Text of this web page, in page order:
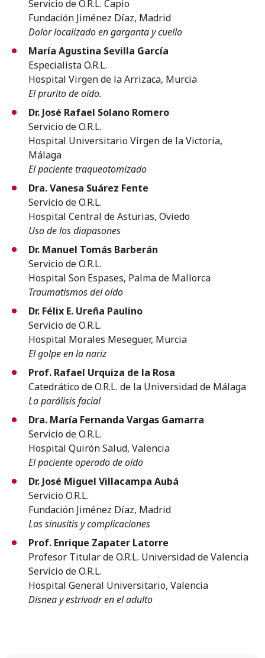
Servicio de O.R.L. Capio
Fundación Jiménez Díaz, Madrid
Dolor localizado en garganta y cuello
María Agustina Sevilla García
Especialista O.R.L.
Hospital Virgen de la Arrizaca, Murcia
El prurito de oído.
Dr. José Rafael Solano Romero
Servicio de O.R.L.
Hospital Universitario Virgen de la Victoria,
Málaga
El paciente traqueotomizado
Dra. Vanesa Suárez Fente
Servicio de O.R.L.
Hospital Central de Asturias, Oviedo
Uso de los diapasones
Dr. Manuel Tomás Barberán
Servicio de O.R.L.
Hospital Son Espases, Palma de Mallorca
Traumatismos del oído
Dr. Félix E. Ureña Paulino
Servicio de O.R.L.
Hospital Morales Meseguer, Murcia
El golpe en la nariz
Prof. Rafael Urquiza de la Rosa
Catedrático de O.R.L. de la Universidad de Málaga
La parálisis facial
Dra. María Fernanda Vargas Gamarra
Servicio de O.R.L.
Hospital Quirón Salud, Valencia
El paciente operado de oído
Dr. José Miguel Villacampa Aubá
Servicio O.R.L.
Fundación Jiménez Díaz, Madrid
Las sinusitis y complicaciones
Prof. Enrique Zapater Latorre
Profesor Titular de O.R.L. Universidad de Valencia
Servicio de O.R.L.
Hospital General Universitario, Valencia
Disnea y estrivodr en el adulto